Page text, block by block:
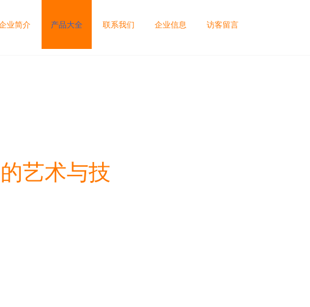
业简介 产品大全 联系我们 企业信息 访客留言
艺术与技